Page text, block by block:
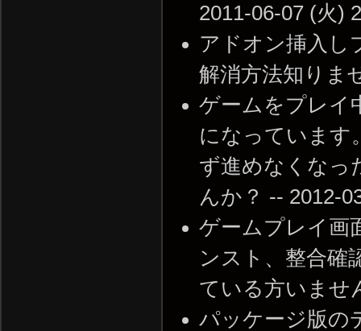
2011-06-07 (火)
アドオン挿入し
解消方法知りま
ゲームをプレイ
になっています
ず進めなくなっ
んか？ -- 2012-
ゲームプレイ画
ンスト、整合確
ている方いませ
パッケージ版の